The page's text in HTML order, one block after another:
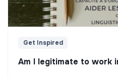
Get Inspired
Am I legitimate to work